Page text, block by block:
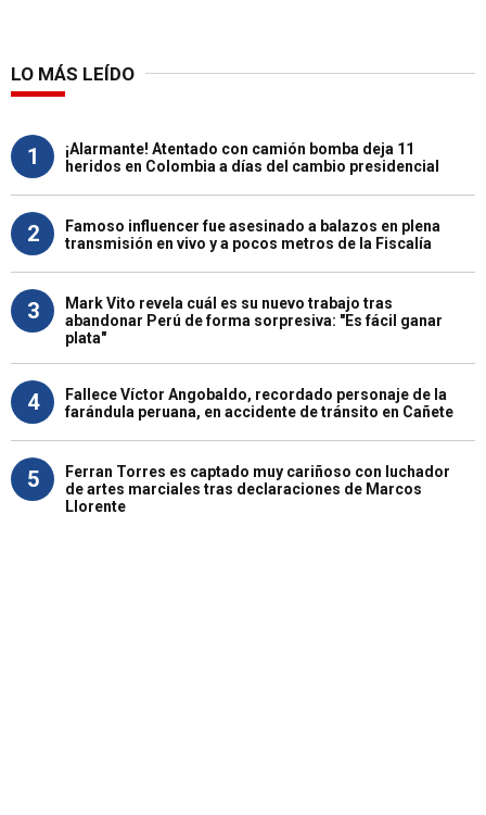
LO MÁS LEÍDO
1
¡Alarmante! Atentado con camión bomba deja 11
heridos en Colombia a días del cambio presidencial
2
Famoso influencer fue asesinado a balazos en plena
transmisión en vivo y a pocos metros de la Fiscalía
3
Mark Vito revela cuál es su nuevo trabajo tras
abandonar Perú de forma sorpresiva: "Es fácil ganar
plata"
4
Fallece Víctor Angobaldo, recordado personaje de la
farándula peruana, en accidente de tránsito en Cañete
5
Ferran Torres es captado muy cariñoso con luchador
de artes marciales tras declaraciones de Marcos
Llorente